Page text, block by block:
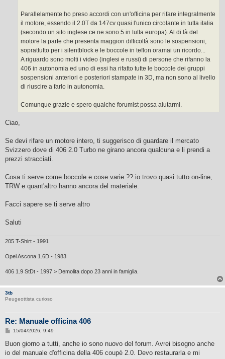
Parallelamente ho preso accordi con un'officina per rifare integralmente
il motore, essendo il 2.0T da 147cv quasi l'unico circolante in tutta italia
(secondo un sito inglese ce ne sono 5 in tutta europa). Al di là del
motore la parte che presenta maggiori difficoltà sono le sospensioni,
soprattutto per i silentblock e le boccole in teflon oramai un ricordo...
A riguardo sono molti i video (inglesi e russi) di persone che rifanno la
406 in autonomia ed uno di essi ha rifatto tutte le boccole dei gruppi
sospensioni anteriori e posteriori stampate in 3D, ma non sono al livello
di riuscire a farlo in autonomia.
Comunque grazie e spero qualche forumist possa aiutarmi.
Ciao,
Se devi rifare un motore intero, ti suggerisco di guardare il mercato
Svizzero dove di 406 2.0 Turbo ne girano ancora qualcuna e li prendi a
prezzi stracciati.
Cosa ti serve come boccole e cose varie ?? io trovo quasi tutto on-line,
TRW e quant'altro hanno ancora del materiale.
Facci sapere se ti serve altro
Saluti
205 T-Shirt - 1991
Opel Ascona 1.6D - 1983
406 1.9 StDt - 1997 > Demolita dopo 23 anni in famiglia.
3tb
Peugeottista curioso
Re: Manuale officina 406
M
s
a
15/04/2026, 9:49
Buon giorno a tutti, anche io sono nuovo del forum. Avrei bisogno anche
io del manuale d'officina della 406 coupè 2.0. Devo restaurarla e mi